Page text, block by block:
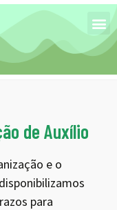
de Auxílio
e o
para